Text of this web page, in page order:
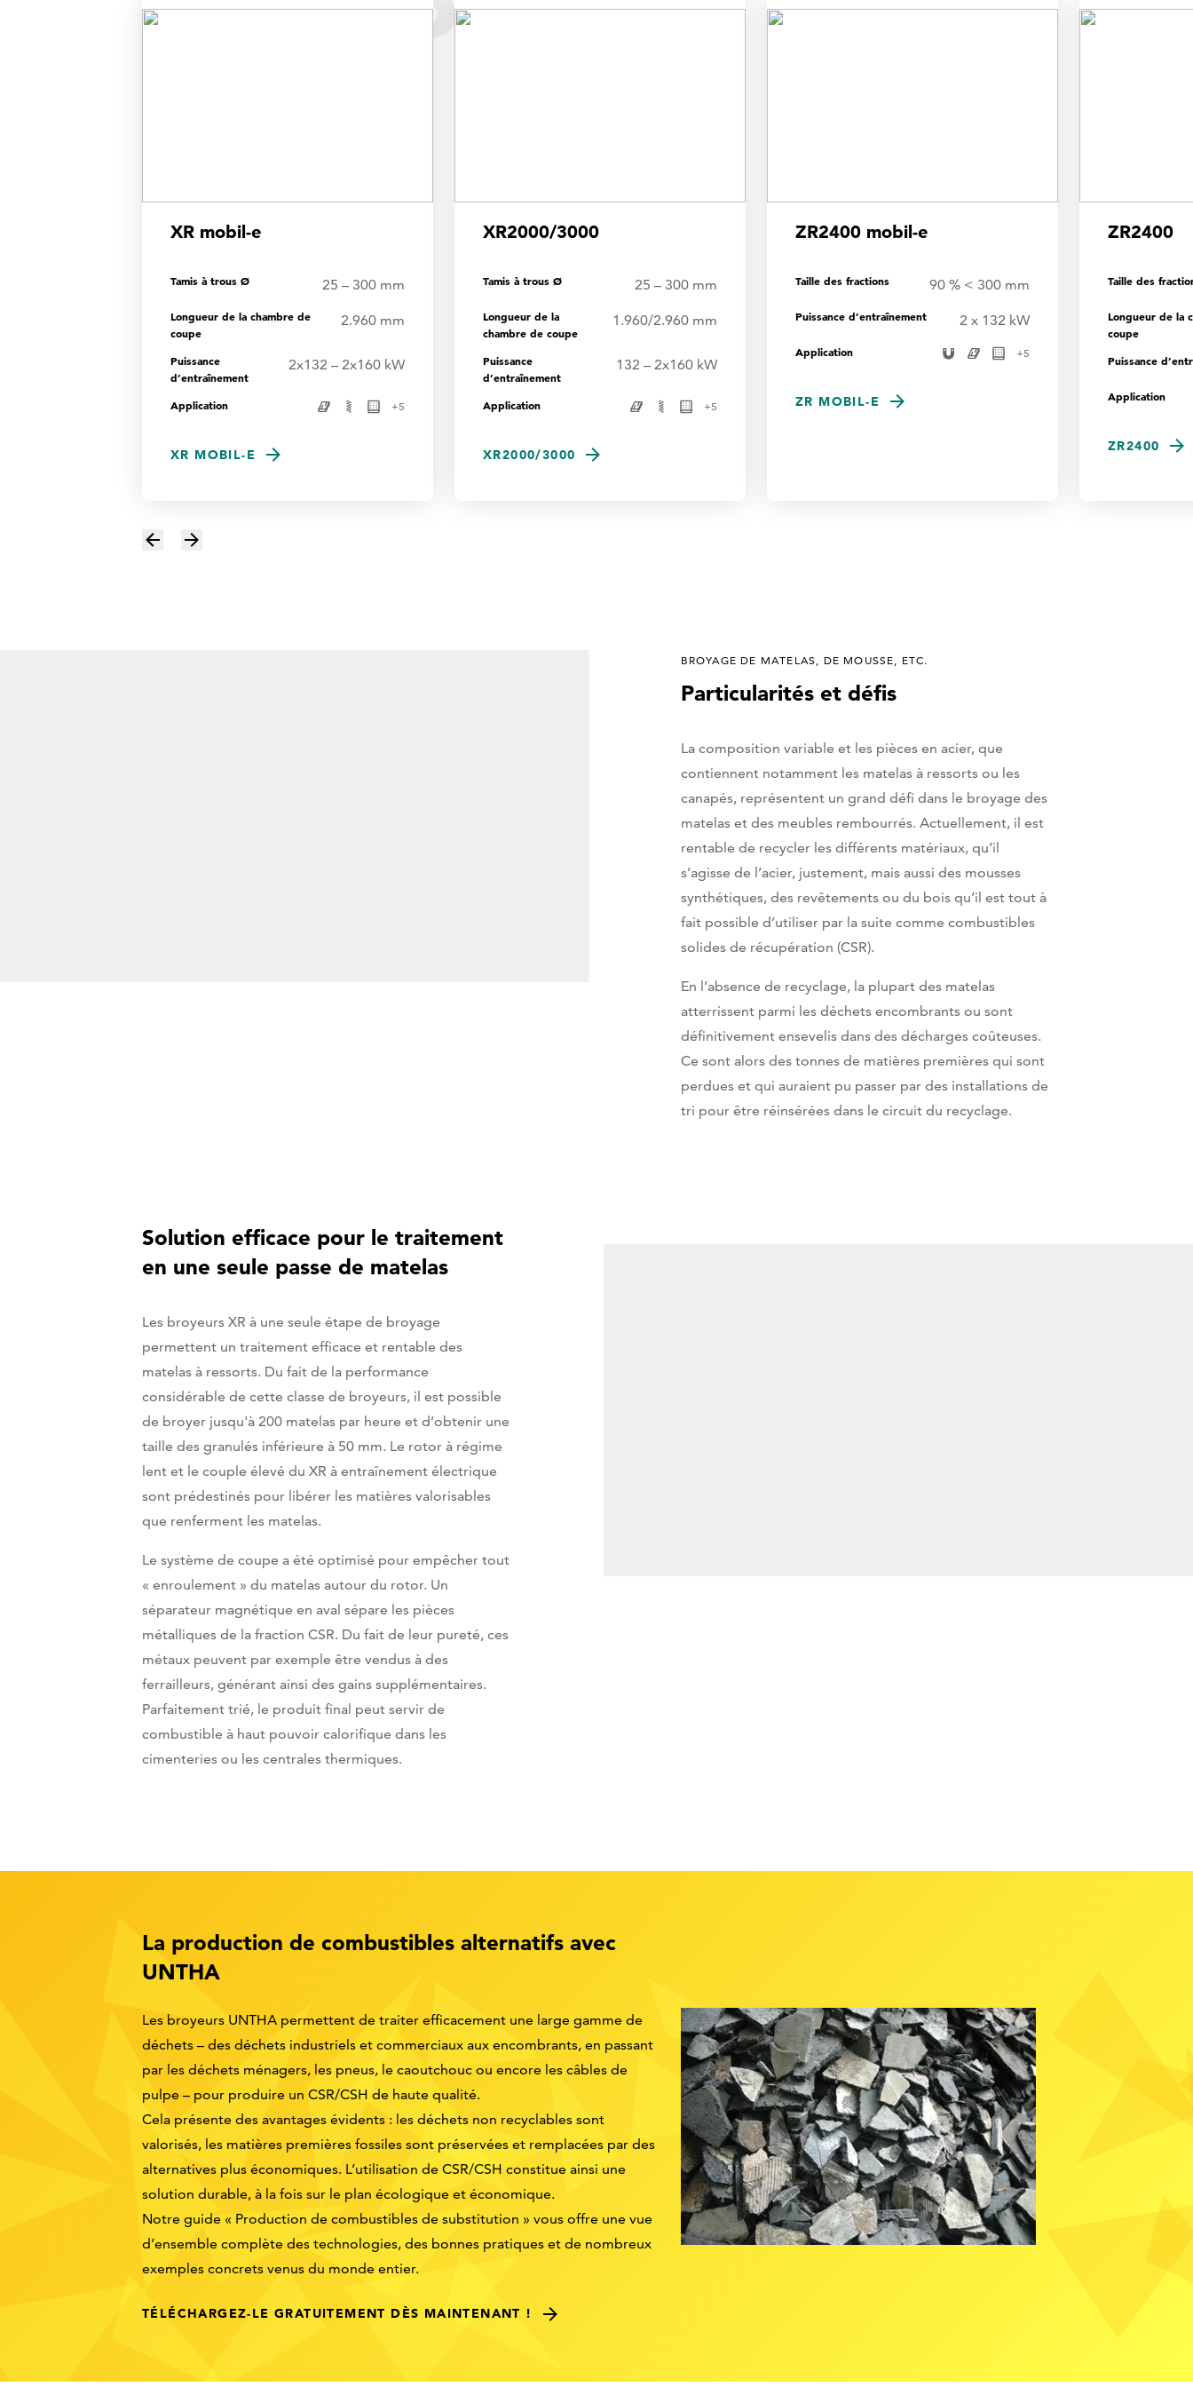
ADAPTÉ
XR mobil-e
Tamis à trous Ø 25 – 300 mm
Longueur de la chambre de
coupe
2.960 mm
Puissance
d’entraînement
2x132 – 2x160 kW
Application +5
XR MOBIL-E
XR2000/3000
Tamis à trous Ø 25 – 300 mm
Longueur de la
chambre de coupe
1.960/2.960 mm
Puissance
d’entraînement
132 – 2x160 kW
Application +5
XR2000/3000
ZR2400 mobil-e
Taille des fractions 90 % < 300 mm
Puissance d’entraînement 2 x 132 kW
Application +5
ZR MOBIL-E
ZR2400
Taille des
Longueur de la
coupe
Puissance
Application
ZR2400
BROYAGE DE MATELAS, DE MOUSSE, ETC.
Particularités et défis
La composition variable et les pièces en acier, que
contiennent notamment les matelas à ressorts ou les
canapés, représentent un grand défi dans le broyage des
matelas et des meubles rembourrés. Actuellement, il est
rentable de recycler les différents matériaux, qu’il
s’agisse de l’acier, justement, mais aussi des mousses
synthétiques, des revêtements ou du bois qu’il est tout à
fait possible d’utiliser par la suite comme combustibles
solides de récupération (CSR).
En l’absence de recyclage, la plupart des matelas
atterrissent parmi les déchets encombrants ou sont
définitivement ensevelis dans des décharges coûteuses.
Ce sont alors des tonnes de matières premières qui sont
perdues et qui auraient pu passer par des installations de
tri pour être réinsérées dans le circuit du recyclage.
Solution efficace pour le traitement
en une seule passe de matelas
Les broyeurs XR à une seule étape de broyage
permettent un traitement efficace et rentable des
matelas à ressorts. Du fait de la performance
considérable de cette classe de broyeurs, il est possible
de broyer jusqu'à 200 matelas par heure et d’obtenir une
taille des granulés inférieure à 50 mm. Le rotor à régime
lent et le couple élevé du XR à entraînement électrique
sont prédestinés pour libérer les matières valorisables
que renferment les matelas.
Le système de coupe a été optimisé pour empêcher tout
« enroulement » du matelas autour du rotor. Un
séparateur magnétique en aval sépare les pièces
métalliques de la fraction CSR. Du fait de leur pureté, ces
métaux peuvent par exemple être vendus à des
ferrailleurs, générant ainsi des gains supplémentaires.
Parfaitement trié, le produit final peut servir de
combustible à haut pouvoir calorifique dans les
cimenteries ou les centrales thermiques.
La production de combustibles alternatifs avec
UNTHA
Les broyeurs UNTHA permettent de traiter efficacement une large gamme de
déchets – des déchets industriels et commerciaux aux encombrants, en passant
par les déchets ménagers, les pneus, le caoutchouc ou encore les câbles de
pulpe – pour produire un CSR/CSH de haute qualité.
Cela présente des avantages évidents : les déchets non recyclables sont
valorisés, les matières premières fossiles sont préservées et remplacées par des
alternatives plus économiques. L’utilisation de CSR/CSH constitue ainsi une
solution durable, à la fois sur le plan écologique et économique.
Notre guide « Production de combustibles de substitution » vous offre une vue
d’ensemble complète des technologies, des bonnes pratiques et de nombreux
exemples concrets venus du monde entier.
TÉLÉCHARGEZ-LE GRATUITEMENT DÈS MAINTENANT !